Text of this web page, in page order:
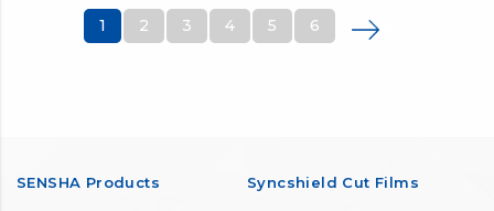
1 2 3 4 5 6 Last ›
SENSHA Products Syncshield Cut Films